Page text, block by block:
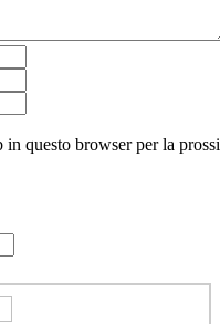
questo browser per la